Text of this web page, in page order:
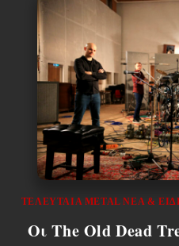
ΤΕΛΕΥΤΑΊΑ METAL ΝΈΑ &
Οι The Old Dead